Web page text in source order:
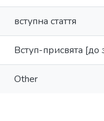
вступна стаття
Вступ-присвята [до
Other